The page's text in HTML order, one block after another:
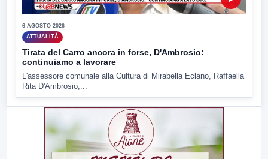
6 AGOSTO 2026
ATTUALITÀ
Tirata del Carro ancora in forse, D'Ambrosio:
continuiamo a lavorare
L'assessore comunale alla Cultura di Mirabella Eclano, Raffaella
Rita D'Ambrosio,...